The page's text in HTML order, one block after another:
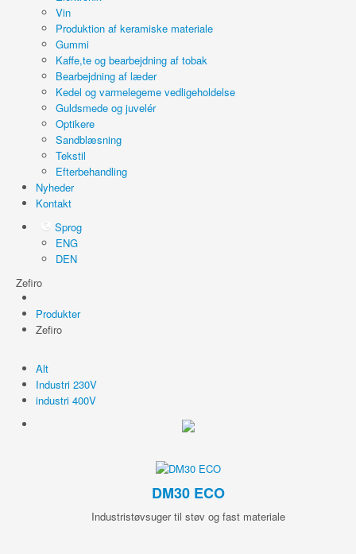
Vin
Produktion af keramiske materiale
Gummi
Kaffe,te og bearbejdning af tobak
Bearbejdning af læder
Kedel og varmelegeme vedligeholdelse
Guldsmede og juvelér
Optikere
Sandblæsning
Tekstil
Efterbehandling
Nyheder
Kontakt
Sprog
ENG
DEN
Zefiro
Produkter
Zefiro
Alt
Industri 230V
industri 400V
DM30 ECO
Industristøvsuger til støv og fast materiale